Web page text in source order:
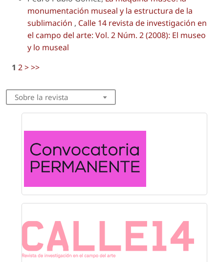
monumentación museal y la estructura de la
sublimación , Calle 14 revista de investigación en
el campo del arte: Vol. 2 Núm. 2 (2008): El museo
y lo museal
1 2>>>
Sobre la revista